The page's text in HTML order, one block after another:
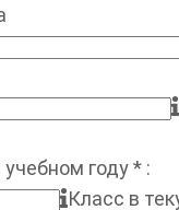
году* :
Класс в